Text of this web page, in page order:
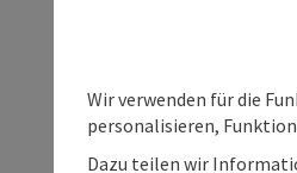
Wir verwenden für die
personalisieren,
Dazu teilen wir